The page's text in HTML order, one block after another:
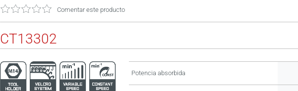
Comentar este producto
CT13302
Potencia absorbida